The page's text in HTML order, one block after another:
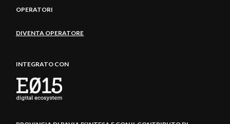
OPERATORI
DIVENTA OPERATORE
INTEGRATO CON